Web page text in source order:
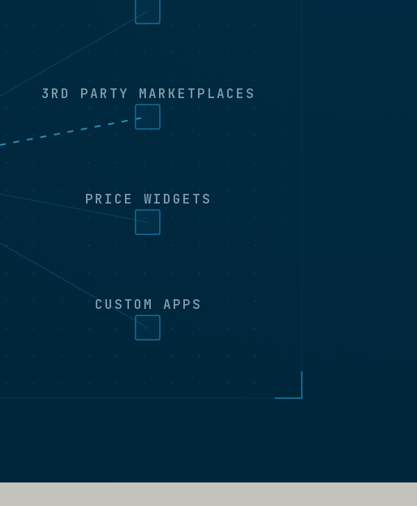
3RD PARTY MARKETPLACES
PRICE WIDGETS
CUSTOM APPS